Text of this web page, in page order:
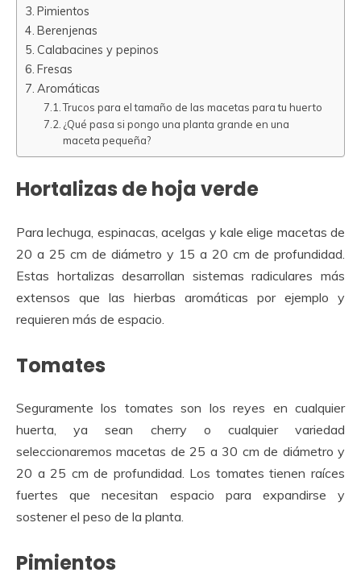
Pimientos
Berenjenas
Calabacines y pepinos
Fresas
Aromáticas
Trucos para el tamaño de las macetas para tu huerto
¿Qué pasa si pongo una planta grande en una
maceta pequeña?
Hortalizas de hoja verde
Para lechuga, espinacas, acelgas y kale elige macetas de
20 a 25 cm de diámetro y 15 a 20 cm de profundidad.
Estas hortalizas desarrollan sistemas radiculares más
extensos que las hierbas aromáticas por ejemplo y
requieren más de espacio.
Tomates
Seguramente los tomates son los reyes en cualquier
huerta, ya sean cherry o cualquier variedad
seleccionaremos macetas de 25 a 30 cm de diámetro y
20 a 25 cm de profundidad. Los tomates tienen raíces
fuertes que necesitan espacio para expandirse y
sostener el peso de la planta.
Pimientos